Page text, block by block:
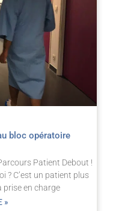
bloc opératoire
Patient Debout !
? C’est un patient plus
prise en charge
»